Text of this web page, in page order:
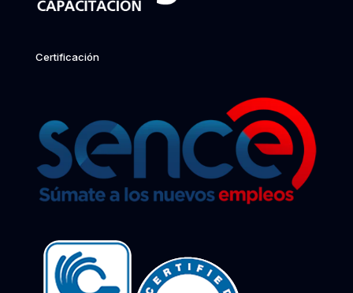
Certificación